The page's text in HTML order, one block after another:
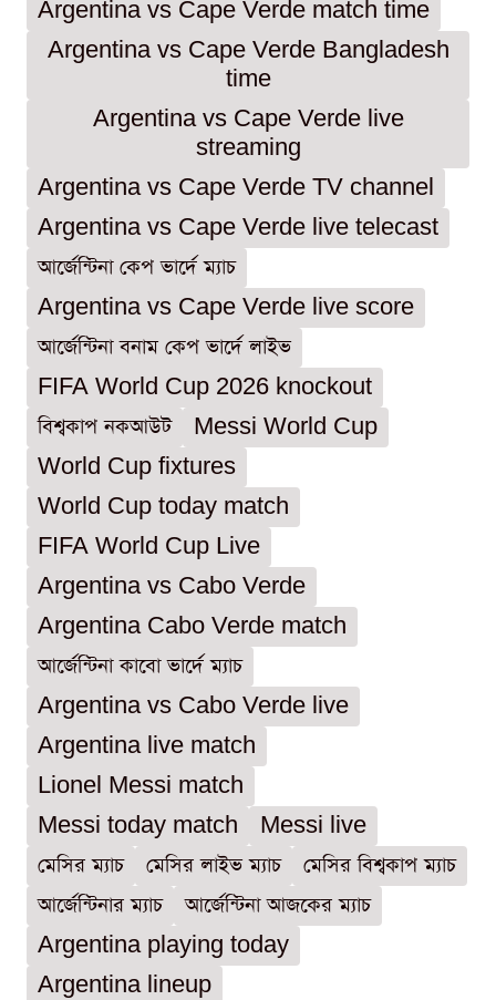
Argentina vs Cape Verde match time
Argentina vs Cape Verde Bangladesh
time
Argentina vs Cape Verde live
streaming
Argentina vs Cape Verde TV channel
Argentina vs Cape Verde live telecast
আর্জেন্টিনা কেপ ভার্দে ম্যাচ
Argentina vs Cape Verde live score
আর্জেন্টিনা বনাম কেপ ভার্দে লাইভ
FIFA World Cup 2026 knockout
বিশ্বকাপ নকআউট
Messi World Cup
World Cup fixtures
World Cup today match
FIFA World Cup Live
Argentina vs Cabo Verde
Argentina Cabo Verde match
আর্জেন্টিনা কাবো ভার্দে ম্যাচ
Argentina vs Cabo Verde live
Argentina live match
Lionel Messi match
Messi today match
Messi live
মেসির ম্যাচ
মেসির লাইভ ম্যাচ
মেসির বিশ্বকাপ ম্যাচ
আর্জেন্টিনার ম্যাচ
আর্জেন্টিনা আজকের ম্যাচ
Argentina playing today
Argentina lineup